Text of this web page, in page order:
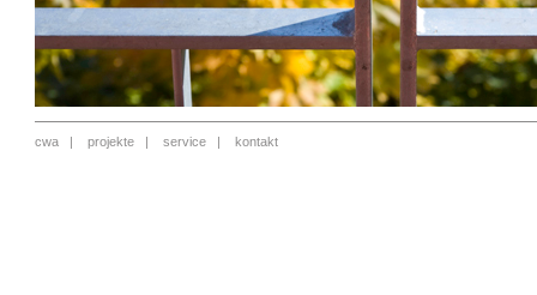
cwa | projekte | service | kontakt